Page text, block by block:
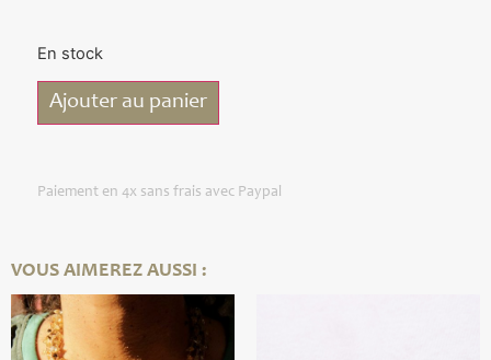
En stock
Ajouter au panier
Paiement en 4x sans frais avec Paypal
VOUS AIMEREZ AUSSI :